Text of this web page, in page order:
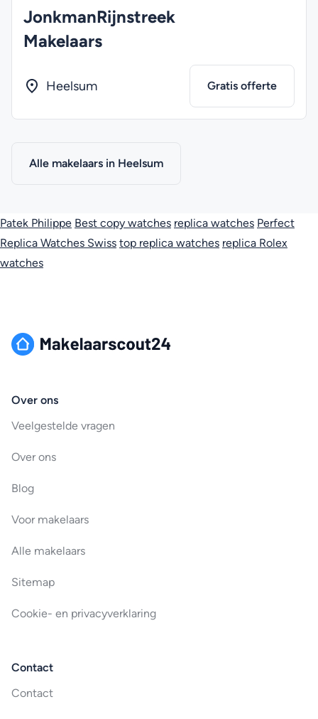
JonkmanRijnstreek
Makelaars
Heelsum Gratis offerte
Alle makelaars in Heelsum
Patek Philippe Best copy watches replica watches Perfect
Replica Watches Swiss top replica watches replica Rolex
watches
Over ons
Veelgestelde vragen
Over ons
Blog
Voor makelaars
Alle makelaars
Sitemap
Cookie- en privacyverklaring
Contact
Contact